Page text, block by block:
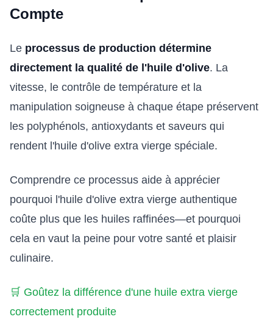
Compte
Le processus de production détermine
directement la qualité de l'huile d'olive. La
vitesse, le contrôle de température et la
manipulation soigneuse à chaque étape préservent
les polyphénols, antioxydants et saveurs qui
rendent l'huile d'olive extra vierge spéciale.
Comprendre ce processus aide à apprécier
pourquoi l'huile d'olive extra vierge authentique
coûte plus que les huiles raffinées—et pourquoi
cela en vaut la peine pour votre santé et plaisir
culinaire.
🛒 Goûtez la différence d'une huile extra vierge
correctement produite